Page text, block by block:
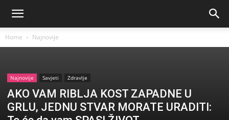
Home Najnovije
Najnovije Savjeti Zdravlje
AKO VAM RIBLJA KOST ZAPADNE U
GRLU, JEDNU STVAR MORATE URADITI: